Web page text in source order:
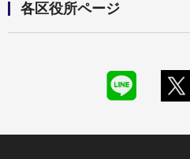
各区役所ページ